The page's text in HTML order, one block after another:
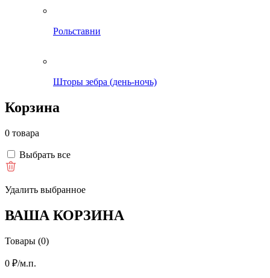
Рольставни
Шторы зебра (день-ночь)
Корзина
0 товара
Выбрать все
Удалить выбранное
ВАША КОРЗИНА
Товары (0)
0 ₽/м.п.